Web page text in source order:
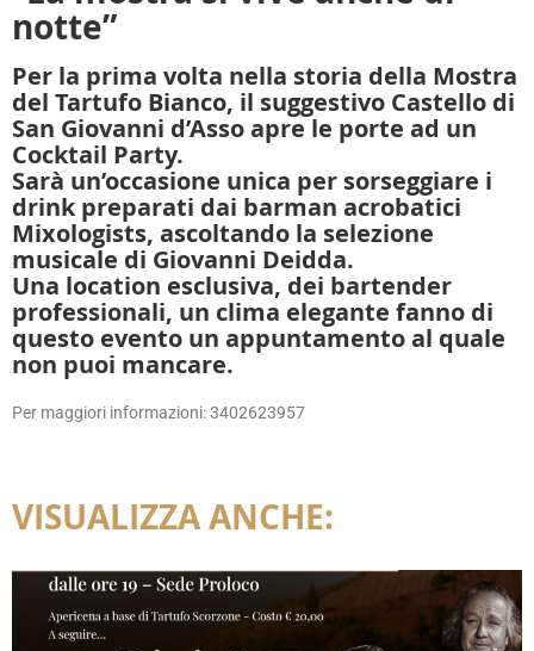
notte”
Per la prima volta nella storia della Mostra
del Tartufo Bianco, il suggestivo Castello di
San Giovanni d’Asso apre le porte ad un
Cocktail Party.
Sarà un’occasione unica per sorseggiare i
drink preparati dai barman acrobatici
Mixologists, ascoltando la selezione
musicale di Giovanni Deidda.
Una location esclusiva, dei bartender
professionali, un clima elegante fanno di
questo evento un appuntamento al quale
non puoi mancare.
Per maggiori informazioni: 3402623957
VISUALIZZA ANCHE: